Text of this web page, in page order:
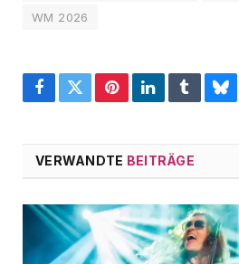
WM 2026
Facebook
TwitterPinterestLinkedInTumblr
VERWANDTE BEITRÄGE